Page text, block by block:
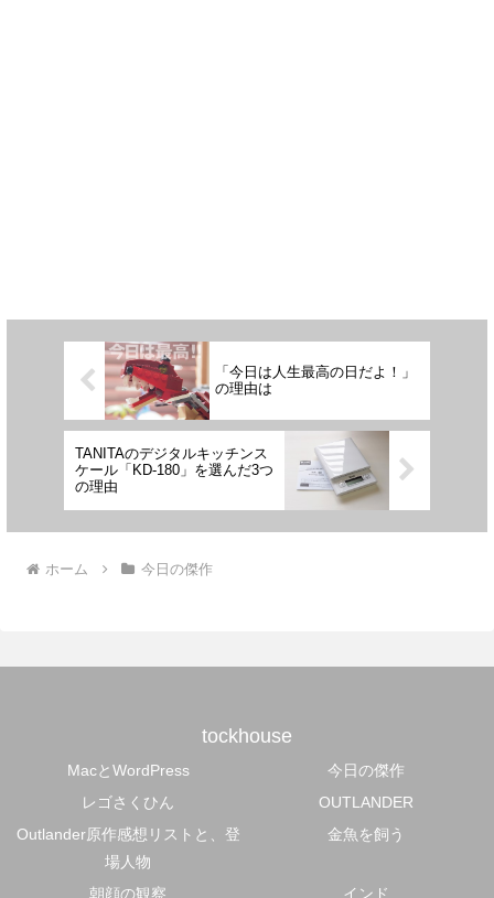
「今日は人生最高の日だよ！」
の理由は
TANITAのデジタルキッチンス
ケール「KD-180」を選んだ3つ
の理由
ホーム 今日の傑作
tockhouse
MacとWordPress
今日の傑作
レゴさくひん
OUTLANDER
Outlander原作感想リストと、登
場人物
金魚を飼う
朝顔の観察 インド